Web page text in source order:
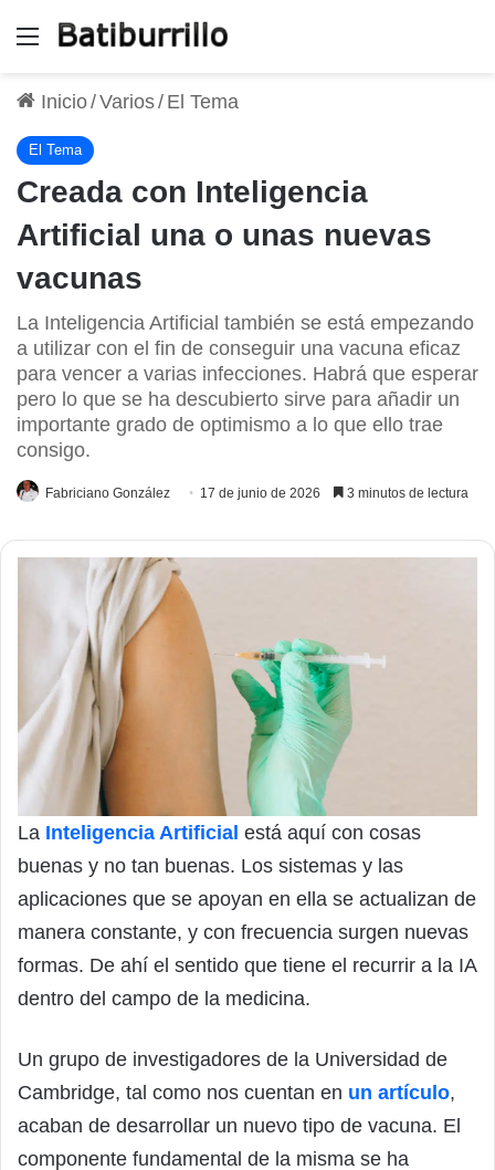
Menú
Inicio/Varios/ El Tema
El Tema
Creada con Inteligencia
Artificial una o unas nuevas
vacunas
La Inteligencia Artificial también se está empezando
a utilizar con el fin de conseguir una vacuna eficaz
para vencer a varias infecciones. Habrá que esperar
pero lo que se ha descubierto sirve para añadir un
importante grado de optimismo a lo que ello trae
consigo.
Fabriciano González 17 de junio de 2026 3 minutos de lectura
La Inteligencia Artificial está aquí con cosas
buenas y no tan buenas. Los sistemas y las
aplicaciones que se apoyan en ella se actualizan de
manera constante, y con frecuencia surgen nuevas
formas. De ahí el sentido que tiene el recurrir a la IA
dentro del campo de la medicina.
Un grupo de investigadores de la Universidad de
Cambridge, tal como nos cuentan en un artículo,
acaban de desarrollar un nuevo tipo de vacuna. El
componente fundamental de la misma se ha